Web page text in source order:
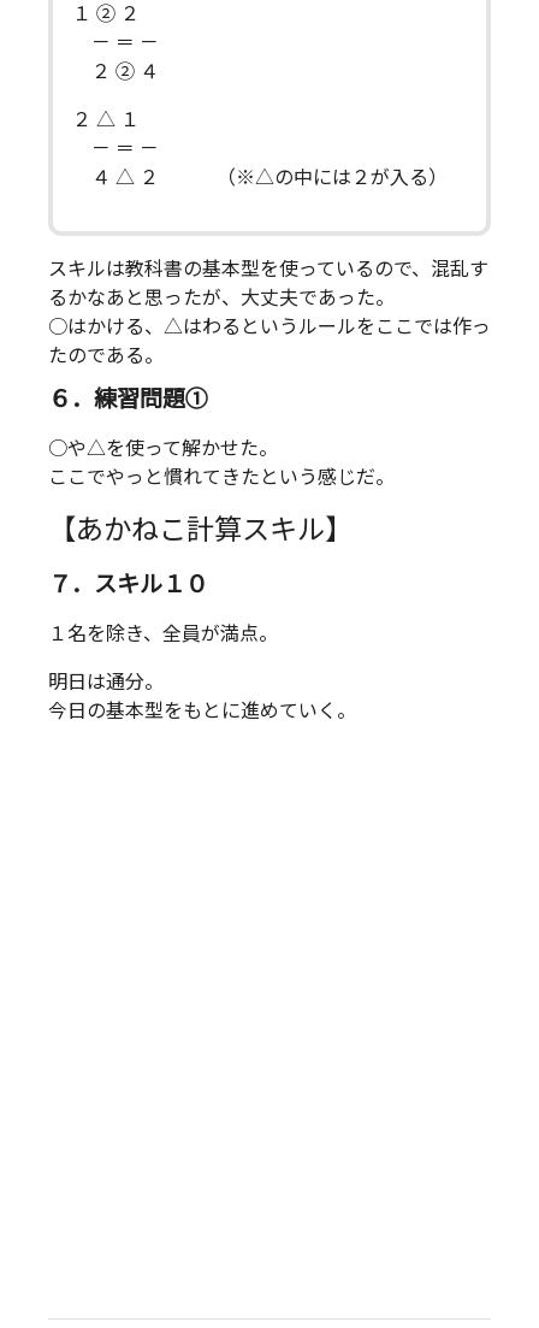
１ ② ２
－ ＝ －
２ ② ４
２ △ １
－ ＝ －
４ △ ２ （※△の中には２が入る）
スキルは教科書の基本型を使っているので、混乱す
るかなあと思ったが、大丈夫であった。
○はかける、△はわるというルールをここでは作っ
たのである。
６．練習問題①
○や△を使って解かせた。
ここでやっと慣れてきたという感じだ。
【あかねこ計算スキル】
７．スキル１０
１名を除き、全員が満点。
明日は通分。
今日の基本型をもとに進めていく。